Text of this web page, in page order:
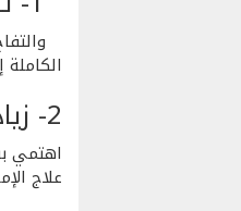
2- زيادة تناول السوائل
اهتمي
علاج